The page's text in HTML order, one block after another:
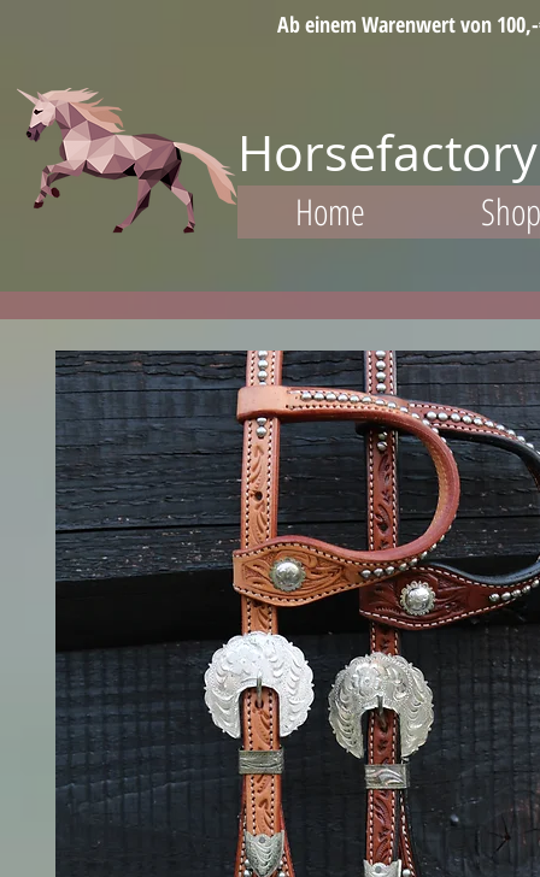
Ab einem Warenwert von
Horsefactory
Home Shop